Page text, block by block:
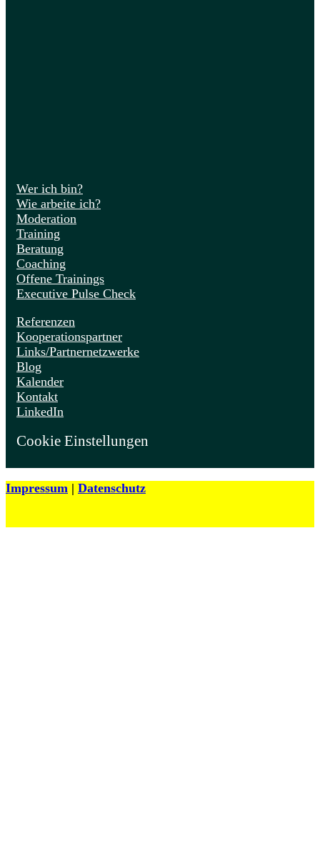
Wer ich bin?
Wie arbeite ich?
Moderation
Training
Beratung
Coaching
Offene Trainings
Executive Pulse Check
Referenzen
Kooperationspartner
Links/Partnernetzwerke
Blog
Kalender
Kontakt
LinkedIn
Cookie Einstellungen
Impressum | Datenschutz